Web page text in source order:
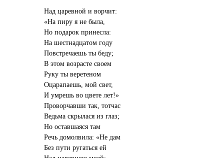
Над царевной и ворчит:
«На пиру я не была,
Но подарок принесла:
На шестнадцатом году
Повстречаешь ты беду;
В этом возрасте своем
Руку ты веретеном
Оцарапаешь, мой свет,
И умрешь во цвете лет!»
Проворчавши так, тотчас
Ведьма скрылася из глаз;
Но оставшаяся там
Речь домолвила: «Не дам
Без пути ругаться ей